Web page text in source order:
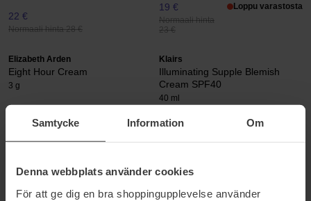
Samtycke Information Om
Denna webbplats använder cookies
För att ge dig en bra shoppingupplevelse använder
22 €
Normaali hinta 28 €
19 €
Normaali hinta
23 €
Loppu varastosta
Elizabeth Arden
Eight Hour Cream
3 g
Normaali hinta 28 €
Klairs
Illuminating Supple Blemish
Cream SPF40
40 ml
30 €
Daily Tan Activator
Blue Peptides Uplift Moisturizing
50 ml